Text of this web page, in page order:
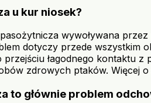
u kur niosek?
wywoływana
dotyczy przede wszystkim
łagodnego kontaktu
zdrowych ptaków. Więcej
to głównie problem